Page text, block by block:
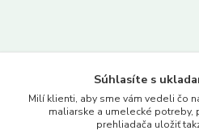
www.merkantil.sk
Súhlasíte s
Milí klienti, aby sme vám vedeli čo
maliarske a umelecké potreby,
prehliadača uložiť